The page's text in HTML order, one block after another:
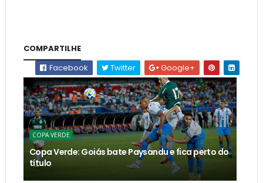
COMPARTILHE
Facebook
Twitter Google+
COPA VERDE
Copa Verde: Goiás bate Paysandu e fica perto do
título